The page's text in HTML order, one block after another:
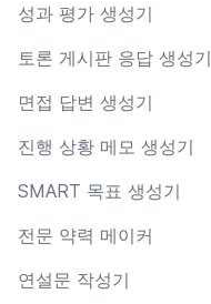
성과 평가 생성기
토론 게시판 응답 생성기
면접 답변 생성기
진행 상황 메모 생성기
SMART 목표 생성기
전문 약력 메이커
연설문 작성기